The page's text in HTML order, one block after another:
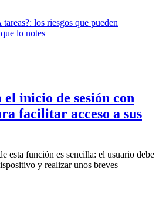
inicio de sesión con
facilitar acceso a sus
esta función es sencilla: el usuario debe
y realizar unos breves